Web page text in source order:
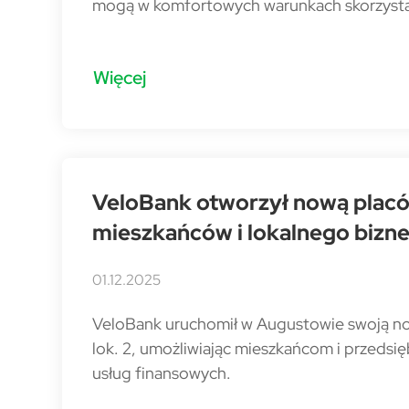
mogą w komfortowych warunkach
Więcej
VeloBank otworzył nową
mieszkańców i lokalnego
01.12.2025
VeloBank uruchomił w Augustowie swoją
lok. 2, umożliwiając mieszkańcom i
usług finansowych.